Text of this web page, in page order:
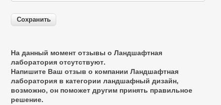
На данный момент отзывы о Ландшафтная
лаборатория отсутствуют.
Напишите Ваш отзыв о компании Ландшафтная
лаборатория в категорииландшафный дизайн,
возможно, он поможет другим принять правильное
решение.